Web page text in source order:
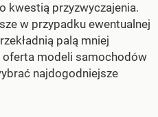
kwestią przyzwyczajenia.
w przypadku ewentualnej
palą mniej
oferta modeli samochodów
najdogodniejsze